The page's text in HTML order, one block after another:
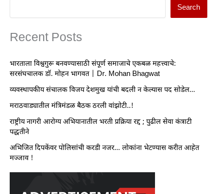
Search
Recent Posts
भारताला विश्वगुरू बनवण्यासाठी संपूर्ण समाजाचे एकबळ महत्त्वाचे:
सरसंघचालक डॉ. मोहन भागवत | Dr. Mohan Bhagwat
व्यवस्थापकीय संचालक विजय देशमुख यांची बदली न केल्यास पद सोडेल…
मराठवाड्यातील मंत्रिमंडळ बैठक ठरली वांझोटी..!
राष्ट्रीय नागरी आरोग्य अभियानातील भरती प्रक्रिया रद्द ; पुढील सेवा कंत्राटी
पद्धतीने
अभिजित दिपकेंवर पोलिसांची करडी नजर… लोकांना भेटण्यास करीत आहेत
मज्जाव !